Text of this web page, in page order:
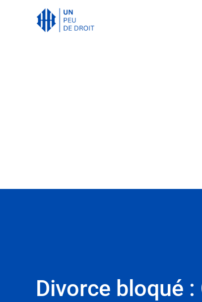
Divorce bloqué